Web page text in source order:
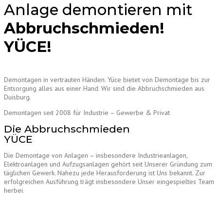
Anlage demontieren mit
Abbruchschmieden!
YÜCE!
Demontagen in vertrauten Händen. Yüce bietet von Demontage bis zur
Entsorgung alles aus einer Hand. Wir sind die Abbruchschmieden aus
Duisburg.
Demontagen seit 2008 für Industrie – Gewerbe & Privat
Die Abbruchschmieden
YÜCE
Die Demontage von Anlagen – insbesondere Industrieanlagen,
Elektroanlagen und Aufzugsanlagen gehört seit Unserer Gründung zum
täglichen Gewerk. Nahezu jede Herausforderung ist Uns bekannt. Zur
erfolgreichen Ausführung trägt insbesondere Unser eingespieltes Team
herbei.